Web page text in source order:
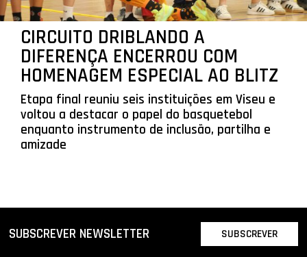
CIRCUITO DRIBLANDO A
DIFERENÇA ENCERROU COM
HOMENAGEM ESPECIAL AO BLITZ
Etapa final reuniu seis instituições em Viseu e
voltou a destacar o papel do basquetebol
enquanto instrumento de inclusão, partilha e
amizade
SUBSCREVER NEWSLETTER SUBSCREVER